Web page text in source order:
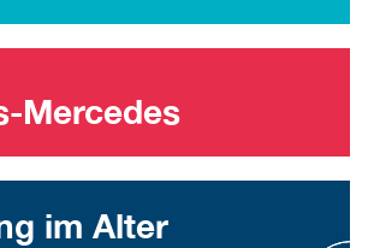
Mercedes
im Alter